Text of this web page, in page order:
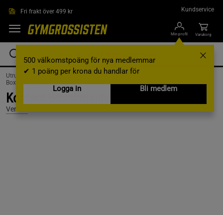
Fri frakt över 499 kr Kundservice
Min profil
500 välkomstpoäng för nya medlemmar
✔ 1 poäng per krona du handlar för
Logga in
Bli medlem
Varukorg
Utrustning & Tillbehör / Kampsportsutrustning / Kampsportsskydd /
Boxningslindor
Kontact Boxningslindor 4 m Svart/Guld
Venum